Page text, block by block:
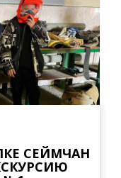
СЕЙМЧАН